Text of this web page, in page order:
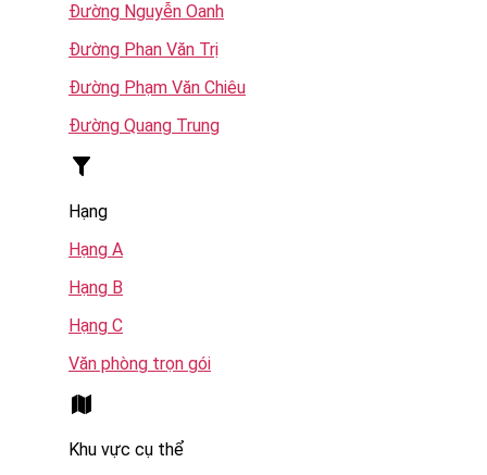
Đường Nguyễn Oanh
Đường Phan Văn Trị
Đường Phạm Văn Chiêu
Đường Quang Trung
Hạng
Hạng A
Hạng B
Hạng C
Văn phòng trọn gói
Khu vực cụ thể